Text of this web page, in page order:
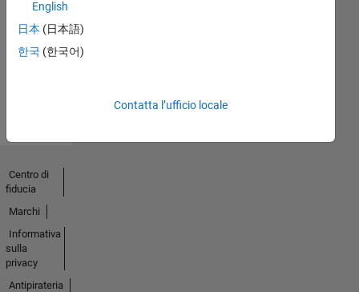
Endorsements
received
English
日本 (日本語)
한국 (한국어)
Contatta l’ufficio locale
Centro di
fiducia
Marchi
Informativa
sulla
privacy
Antipirateria